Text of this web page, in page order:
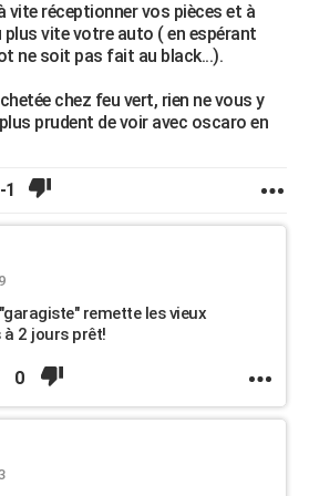
vite réceptionner vos pièces et à
vite votre auto ( en espérant
ne soit pas fait au black...).
chez feu vert, rien ne vous y
prudent de voir avec oscaro en
-1
remette les vieux
à 2 jours prêt!
0